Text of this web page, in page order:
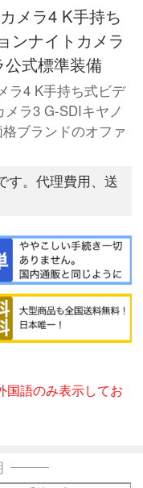
メラ4 K手持ち
ンナイトカメラ
式標準装備
ラ4 K手持ち式ビデ
ラ3 G-SDIキヤノ
ブランドのオファ
す。代理費用、送
国語のみ表示してお